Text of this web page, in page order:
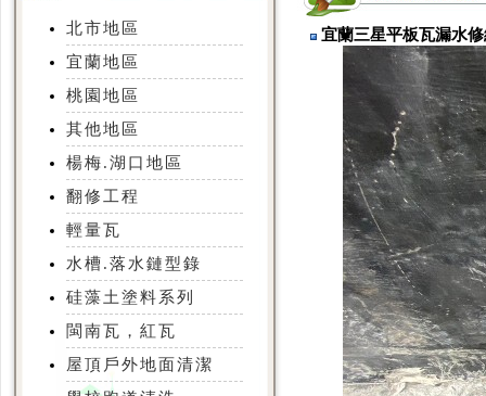
北市地區
宜蘭地區
桃園地區
其他地區
楊梅.湖口地區
翻修工程
輕量瓦
水槽.落水鏈型錄
硅藻土塗料系列
閩南瓦，紅瓦
屋頂戶外地面清潔
宜蘭三星平板瓦漏水